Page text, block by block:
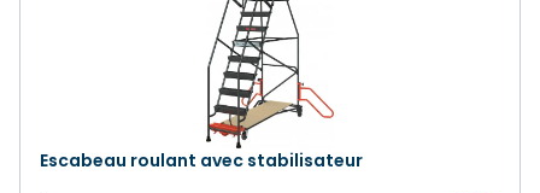
Escabeau roulant avec stabilisateur